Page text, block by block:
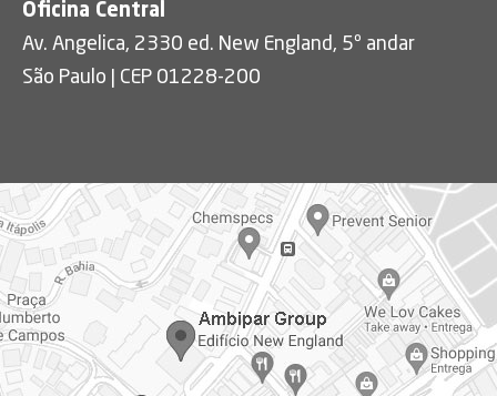
Oficina Central
Av. Angelica, 2330 ed. New England, 5º andar
São Paulo | CEP 01228-200